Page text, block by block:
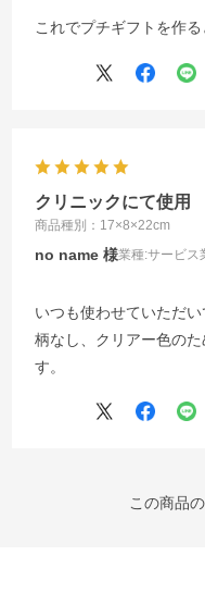
これでプチギフトを作
クリニックにて使用
商品種別：17×8×22cm
no name 業種:サービス
いつも使わせていただい
柄なし、クリアー色の
す。
この商品